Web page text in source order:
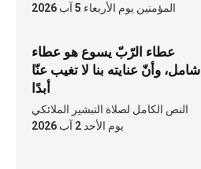
المؤمنين يوم الأربعاء 5 آب 2026
عطاء الرّبّ يسوع هو عطاء
شامل، وأنّ عنايته بنا لا تغيب عنّا
أبدًا
النص الكامل لصلاة التبشير الملائكي
يوم الأحد 2 آب 2026